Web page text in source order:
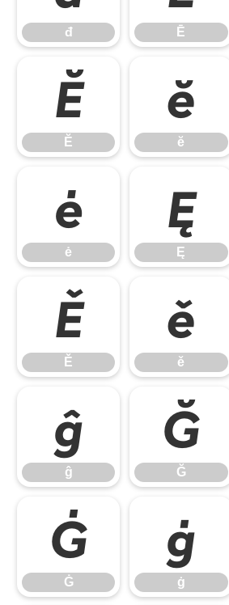
đ Ē
Ĕ
Ĕ
ĕ
ĕ
ė
ė
Ę
Ę
Ě
Ě
ě
ě
ĝ
ĝ
Ğ
Ğ
Ġ
Ġ
ġ
ġ